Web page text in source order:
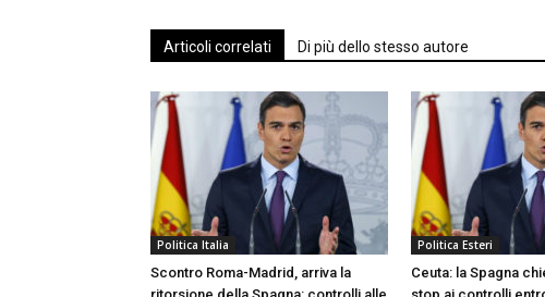
Articoli correlati Di più dello stesso autore
Politica Italia
Scontro Roma-Madrid, arriva la
Politica Esteri
Ceuta: la Spagna